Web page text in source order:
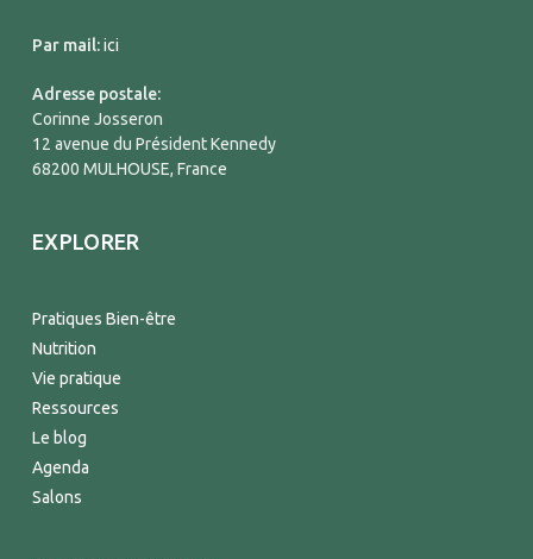
Par mail:ici
Adresse postale:
Corinne Josseron
12 avenue du Président Kennedy
68200 MULHOUSE, France
EXPLORER
Pratiques Bien-être
Nutrition
Vie pratique
Ressources
Le blog
Agenda
Salons